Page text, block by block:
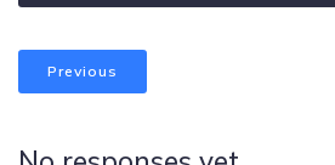
Previous